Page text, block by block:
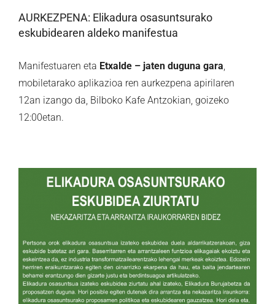
AURKEZPENA: Elikadura osasuntsurako
eskubidearen aldeko manifestua
Manifestuaren eta Etxalde – jaten duguna gara,
mobiletarako aplikazioa ren aurkezpena apirilaren
12an izango da, Bilboko Kafe Antzokian, goizeko
12:00etan.